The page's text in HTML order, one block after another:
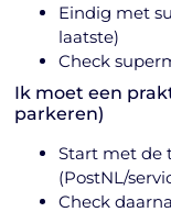
Eindig met
laatste)
Check
Ik moet een
parkeren)
Start met de
(PostNL/
Check